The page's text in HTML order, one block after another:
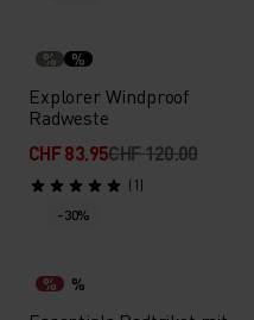
% %
Explorer Windproof
Radweste
CHF 83.95CHF 120.00
(1)
-30%
% %